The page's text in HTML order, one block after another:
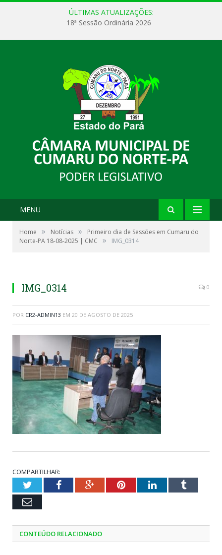
ÚLTIMAS ATUALIZAÇÕES:
18ª Sessão Ordinária 2026
MENU
Home » Notícias »
Primeiro dia de Sessões em Cumaru do
Norte-PA 18-08-2025 | CMC
» IMG_0314
IMG_0314 0
POR CR2-ADMIN13 EM 20 DE AGOSTO DE 2025
COMPARTILHAR:
TwitterFacebookGoogle+PinterestLinkedInTumblr
Email
CONTEÚDO RELACIONADO